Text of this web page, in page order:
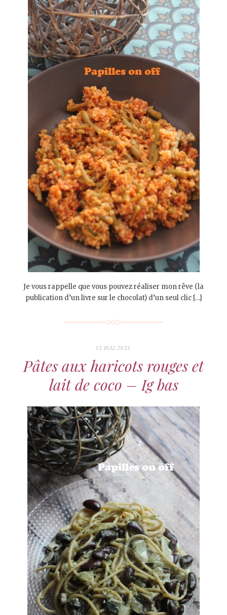
Je vous rappelle que vous pouvez réaliser mon rêve (la
publication d’un livre sur le chocolat) d’un seul clic […]
12 MAI 2021
Pâtes aux haricots rouges et
lait de coco – Ig bas